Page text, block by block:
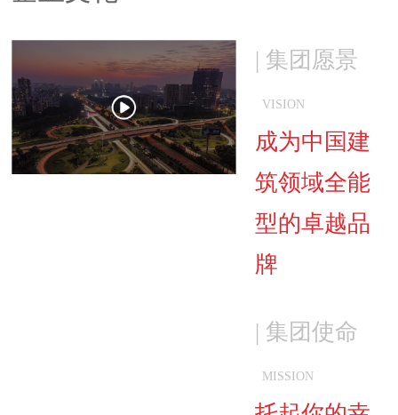
| 集团愿景
VISION
成为中国建
筑领域全能
型的卓越品
牌
| 集团使命
MISSION